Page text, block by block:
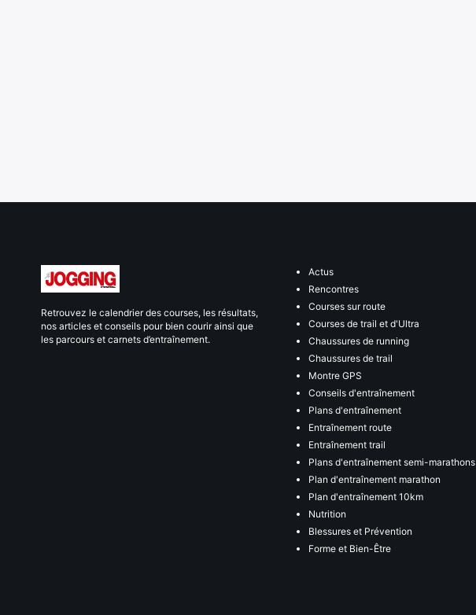
Retrouvez le calendrier des courses, les résultats,
nos articles et conseils pour bien courir ainsi que
les parcours et carnets d’entraînement.
Actus
Rencontres
Courses sur route
Courses de trail et d'Ultra
Chaussures de running
Chaussures de trail
Montre GPS
Conseils d'entraînement
Plans d'entraînement
Entraînement route
Entraînement trail
Plans d'entraînement semi-marathons
Plan d'entraînement marathon
Plan d'entraînement 10km
Nutrition
Blessures et Prévention
Forme et Bien-Être